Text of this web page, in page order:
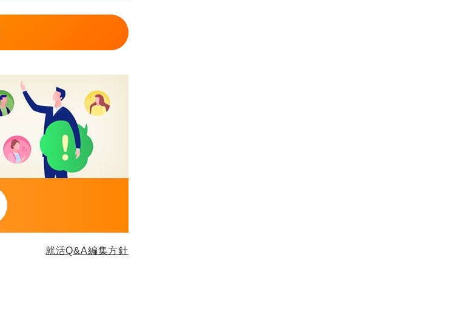
就活Q&A編集方針